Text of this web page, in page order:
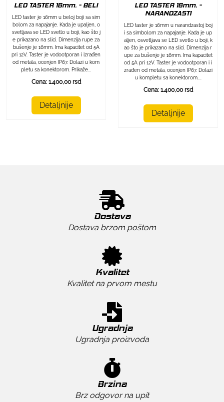
LED TASTER 16mm. - BELI
LED taster je 16mm u beloj boji sa sim
bolom za napajanje. Kada je upaljen, o
svetljava se LED svetlo u boji, kao što j
e prikazano na slici. Dimenzija rupe za
bušenje je 16mm. Ima kapacitet od 5A
pri 12V. Taster je vodootporan i izrađen
od metala, ocenjen IP67. Dolazi u kom
pletu sa konektorom. Prikaže...
Cena: 1.400,00 rsd
Detaljnije
LED TASTER 16mm. -
NARANDZASTI
LED taster je 16mm u narandzastoj boj
i sa simbolom za napajanje. Kada je up
aljen, osvetljava se LED svetlo u boji, k
ao što je prikazano na slici. Dimenzija r
upe za bušenje je 16mm. Ima kapacitet
od 5A pri 12V. Taster je vodootporan i i
zrađen od metala, ocenjen IP67. Dolazi
u kompletu sa konektorom....
Cena: 1.400,00 rsd
Detaljnije
Dostava
Dostava brzom poštom
Kvalitet
Kvalitet na prvom mestu
Ugradnja
Ugradnja proizvoda
Brzina
Brz odgovor na upit